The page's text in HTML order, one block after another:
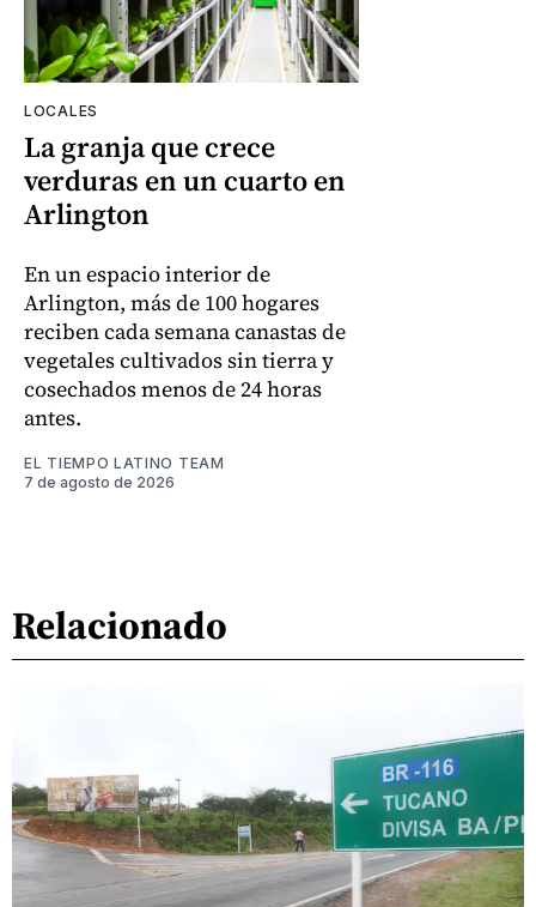
LOCALES
La granja que crece
verduras en un cuarto en
Arlington
En un espacio interior de
Arlington, más de 100 hogares
reciben cada semana canastas de
vegetales cultivados sin tierra y
cosechados menos de 24 horas
antes.
EL TIEMPO LATINO TEAM
7 de agosto de 2026
Relacionado